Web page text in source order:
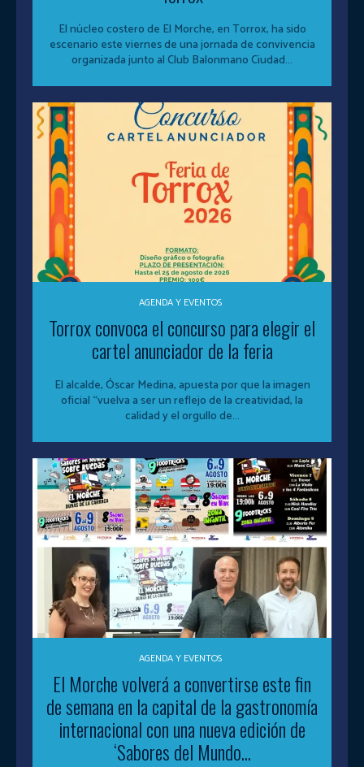
El núcleo costero de El Morche, en Torrox, ha sido
escenario este viernes de una jornada de convivencia
organizada junto al Club Balonmano Ciudad...
AGENDA Y EVENTOS
Torrox convoca el concurso para elegir el
cartel anunciador de la feria
El alcalde, Óscar Medina, apuesta por que la imagen
oficial “vuelva a ser un reflejo de la creatividad, la
calidad y el orgullo de...
AGENDA Y EVENTOS
El Morche volverá a convertirse este fin
de semana en la capital de la gastronomía
internacional con una nueva edición de
‘Sabores del Mundo...